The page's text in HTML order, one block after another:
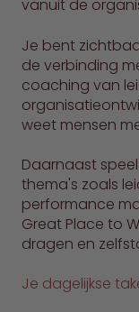
vanuit de
Je bent
de verbinding
coaching van
weet mensen
Daarnaast
thema's zoals
performance
Great Place to
dragen en
Je dagelijkse